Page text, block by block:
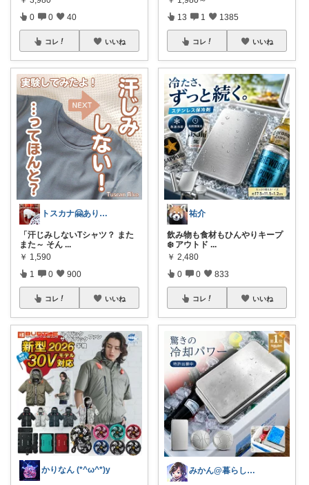
0 0 40
コレ いいね
トスカナ🤗ありがとうございます💕
「汗じみしないTシャツ？ また
また～ そん ...
￥ 1,590
1 0 900
コレ いいね
かりなん (*^ω^*)y
13 1 1385
コレ いいね
祐介
飲み物も食材もひんやりキープ
❄️ アウトド ...
￥ 2,480
0 0 833
コレ いいね
みかん@暮らしのもの／暑さ対策に全力⛱️